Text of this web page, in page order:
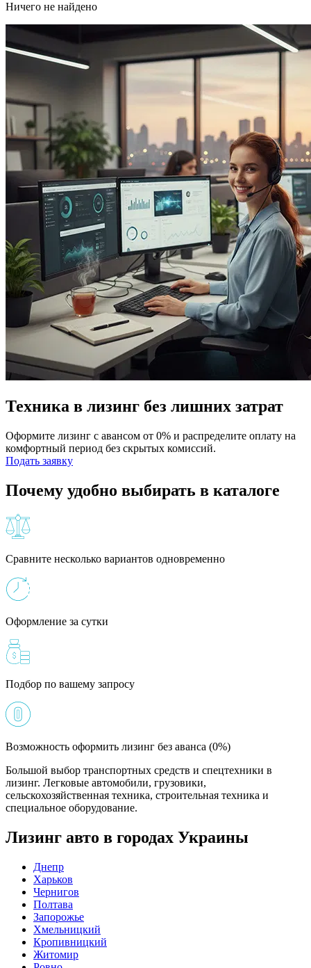
Ничего не найдено
Техника в лизинг без лишних затрат
Оформите лизинг с авансом от 0% и распределите оплату на
комфортный период без скрытых комиссий.
Подать заявку
Почему удобно выбирать в каталоге
Сравните несколько вариантов одновременно
Оформление за сутки
Подбор по вашему запросу
Возможность оформить лизинг без аванса (0%)
Большой выбор транспортных средств и спецтехники в
лизинг. Легковые автомобили, грузовики,
сельскохозяйственная техника, строительная техника и
специальное оборудование.
Лизинг авто в городах Украины
Днепр
Харьков
Чернигов
Полтава
Запорожье
Хмельницкий
Кропивницкий
Житомир